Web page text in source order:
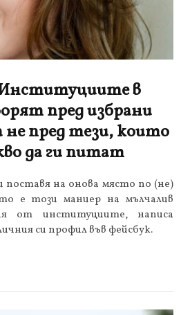
в
пред избрани
пред тези, които
да ги питат
поставя на онова място по (не)
е този маниер на мълчалив
от институциите, написа
си профил във фейсбук.